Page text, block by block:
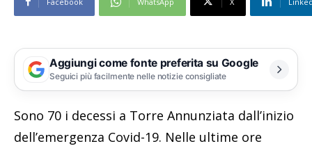
Aggiungi come fonte preferita su Google
Seguici più facilmente nelle notizie consigliate
Sono 70 i decessi a Torre Annunziata dall’inizio
dell’emergenza Covid-19. Nelle ultime ore